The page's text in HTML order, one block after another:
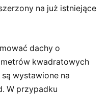
na już istniejące
dachy o
kwadratowych
wystawione na
W przypadku